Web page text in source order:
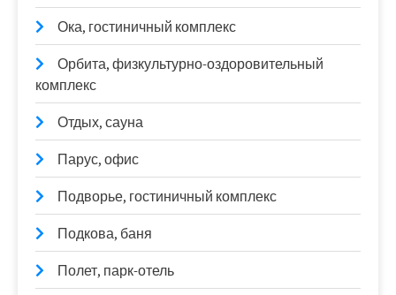
Ока, гостиничный комплекс
Орбита, физкультурно-оздоровительный
комплекс
Отдых, сауна
Парус, офис
Подворье, гостиничный комплекс
Подкова, баня
Полет, парк-отель